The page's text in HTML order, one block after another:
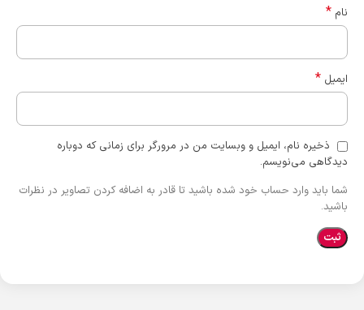
نام *
ایمیل *
ذخیره نام، ایمیل و وبسایت من در مرورگر برای زمانی که دوباره
دیدگاهی می‌نویسم.
شما باید وارد حساب خود شده باشید تا قادر به اضافه کردن تصاویر در نظرات
باشید.